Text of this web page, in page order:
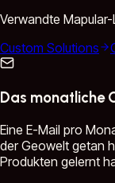
Verwandte
Custom Solutions
Das monatliche
Eine E-Mail pro
der Geowelt getan
Produkten gelernt